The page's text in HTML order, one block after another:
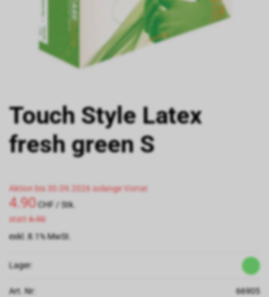
Touch Style Latex
fresh green S
Aktion bis 30.09.2026 solange Vorrat
4.90CHF / Stk.
statt 6.90
exkl. 8.1% MwSt.
Lager:
Art. Nr: 66905